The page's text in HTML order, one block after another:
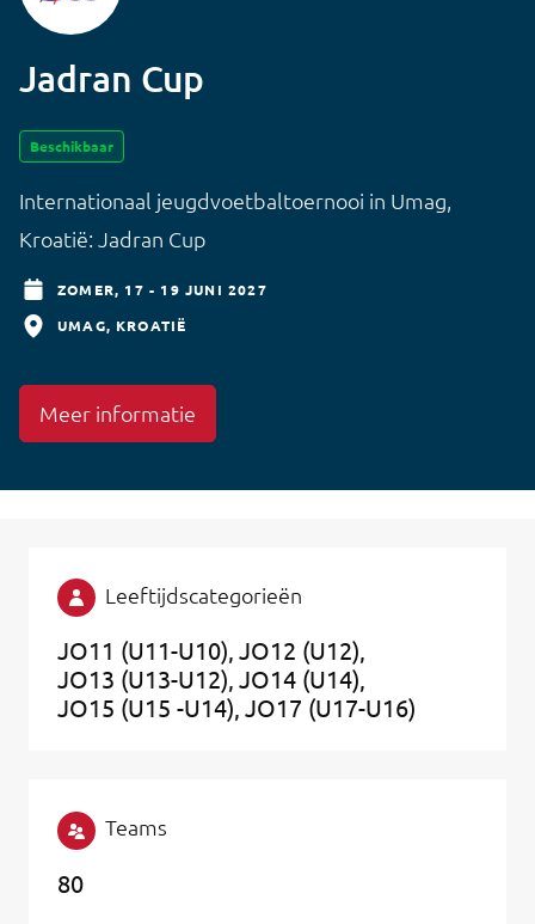
Jadran Cup
Beschikbaar
Internationaal jeugdvoetbaltoernooi in Umag,
Kroatië: Jadran Cup
ZOMER, 17 - 19 JUNI 2027
UMAG
KROATIË
Meer informatie
Leeftijdscategorieën
JO11 (U11-U10) JO12 (U12)
JO13 (U13-U12) JO14 (U14)
JO15 (U15 -U14) JO17 (U17-U16)
Teams
80